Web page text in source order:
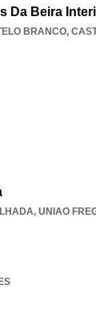
Da Beira
BRANCO,
, UNIAO